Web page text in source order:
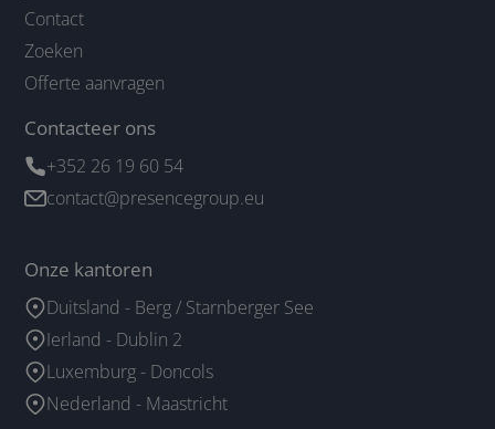
Contact
Zoeken
Offerte aanvragen
Contacteer ons
+352 26 19 60 54
contact@presencegroup.eu
Onze kantoren
Duitsland - Berg / Starnberger See
Ierland - Dublin 2
Luxemburg - Doncols
Nederland - Maastricht